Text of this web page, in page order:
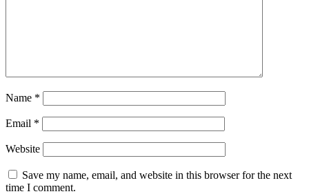
Name *
Email *
Website
Save my name, email, and website in this browser for the next
time I comment.